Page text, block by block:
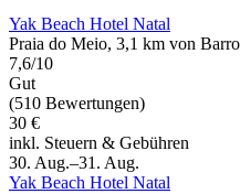
Yak Beach Hotel Natal
Praia do Meio, 3,1 km von
7,6/10
Gut
(510 Bewertungen)
30 €
inkl. Steuern & Gebühren
30. Aug.–31. Aug.
Yak Beach Hotel Natal